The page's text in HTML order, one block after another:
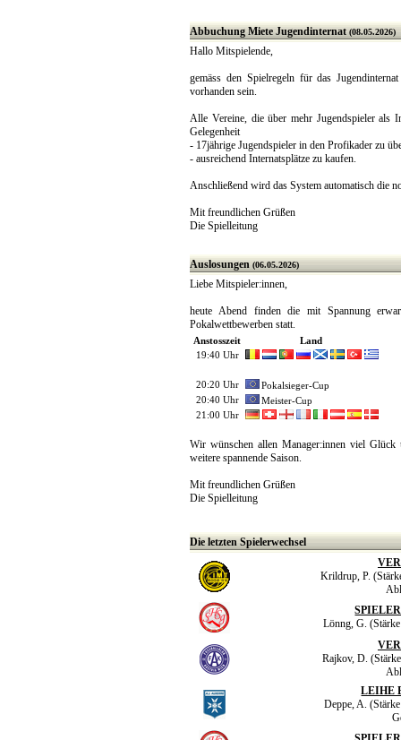
Abbuchung Miete Jugendinternat (08.05.2026)
Hallo Mitspielende,
gemäss den Spielregeln für das
vorhanden sein.
Alle Vereine, die über mehr Jugendspieler als
Gelegenheit
- 17jährige Jugendspieler in den Profikader zu
- ausreichend Internatsplätze zu kaufen.
Anschließend wird das System automatisch die
Mit freundlichen Grüßen
Die Spielleitung
Auslosungen (06.05.2026)
Liebe Mitspieler:innen,
heute Abend finden die mit Spannung
Pokalwettbewerben statt.
Anstosszeit
Land
19:40 Uhr
20:20 Uhr
Pokalsieger-Cup
20:40 Uhr
Meister-Cup
21:00 Uhr
Wir wünschen allen Manager:innen viel
weitere spannende Saison.
Mit freundlichen Grüßen
Die Spielleitung
Die letzten Spielerwechsel
Krildrup, P.
Lönng, G.
Rajkov, D.
LEIHE
Deppe, A.